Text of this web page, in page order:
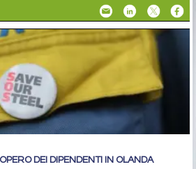
DEI DIPENDENTI IN OLANDA